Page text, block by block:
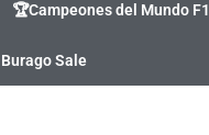
🏆Campeones del Mundo F1
Sale